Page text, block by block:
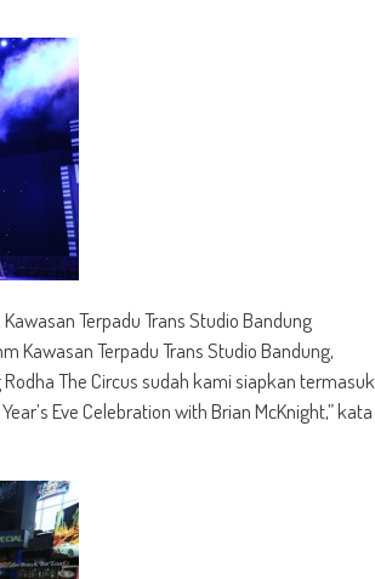
Terpadu Trans Studio Bandung
Kawasan Terpadu Trans Studio Bandung,
The Circus sudah kami siapkan termasuk
Eve Celebration with Brian McKnight,” kata